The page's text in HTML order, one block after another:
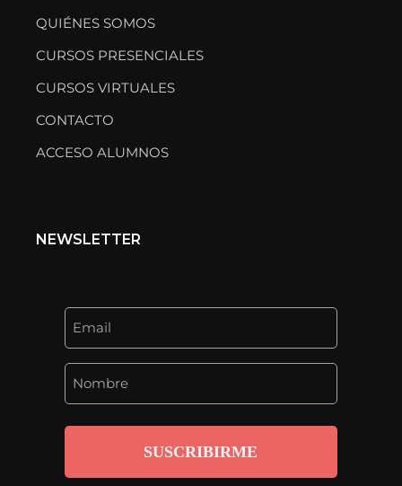
QUIÉNES SOMOS
CURSOS PRESENCIALES
CURSOS VIRTUALES
CONTACTO
ACCESO ALUMNOS
NEWSLETTER
SUSCRIBIRME